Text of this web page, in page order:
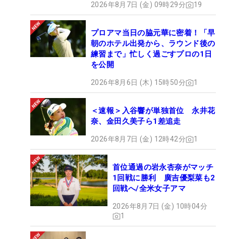
2026年8月7日 (金) 09時29分 19
プロアマ当日の脇元華に密着！「早
朝のホテル出発から、ラウンド後の
練習まで」忙しく過ごすプロの1日
を公開
2026年8月6日 (木) 15時50分 1
＜速報＞入谷響が単独首位 永井花
奈、金田久美子ら1差追走
2026年8月7日 (金) 12時42分 1
首位通過の岩永杏奈がマッチ
1回戦に勝利 廣吉優梨菜も2
回戦へ/全米女子アマ
2026年8月7日 (金) 10時04分
1